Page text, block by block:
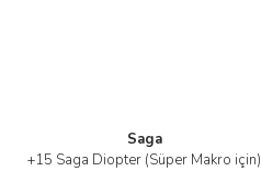
Saga
+15 Saga Diopter (Süper Makro için)